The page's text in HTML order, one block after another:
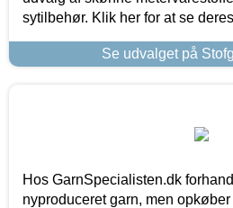
sytilbehør. Klik her for at se
Se udvalget på
Hos GarnSpecialisten.dk
nyproduceret garn, men